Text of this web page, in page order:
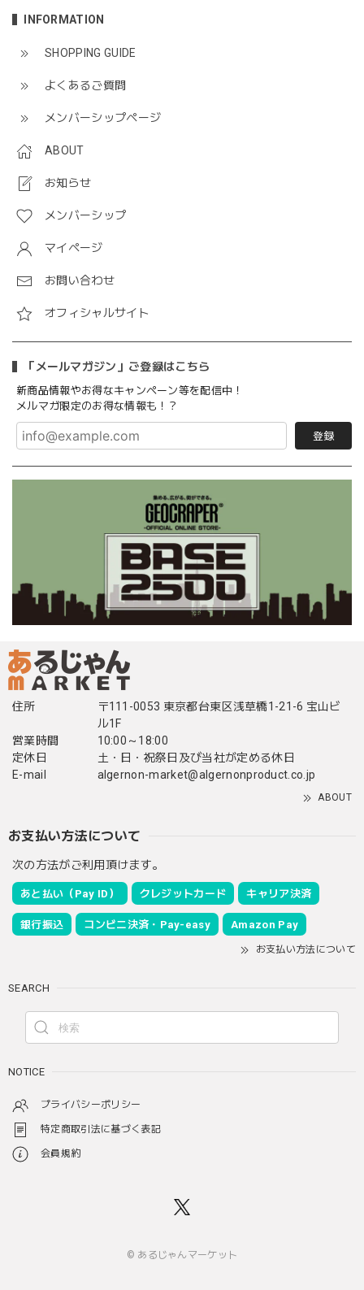
INFORMATION
SHOPPING GUIDE
よくあるご質問
メンバーシップページ
ABOUT
お知らせ
メンバーシップ
マイページ
お問い合わせ
オフィシャルサイト
「メールマガジン」ご登録はこちら
新商品情報やお得なキャンペーン等を配信中！
メルマガ限定のお得な情報も！？
登録
住所
〒111-0053 東京都台東区浅草橋1-21-6 宝山ビ
ル1F
営業時間
10:00～18:00
定休日
土・日・祝祭日及び当社が定める休日
E-mail
algernon-market@algernonproduct.co.jp
ABOUT
お支払い方法について
次の方法がご利用頂けます。
あと払い（Pay ID） クレジットカード キャリア決済
銀行振込 コンビニ決済・Pay-easy Amazon Pay
お支払い方法について
SEARCH
NOTICE
プライバシーポリシー
特定商取引法に基づく表記
会員規約
© あるじゃんマーケット